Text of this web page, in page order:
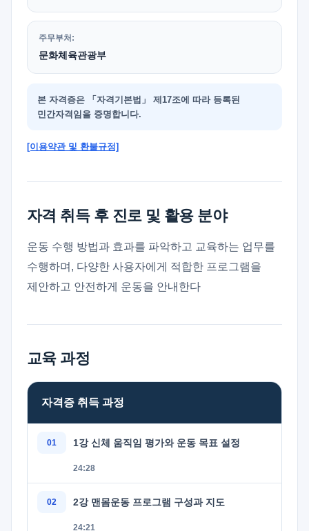
주무부처:
문화체육관광부
본 자격증은 「자격기본법」 제17조에 따라 등록된
민간자격임을 증명합니다.
[이용약관 및 환불규정]
자격 취득 후 진로 및 활용 분야
운동 수행 방법과 효과를 파악하고 교육하는 업무를
수행하며, 다양한 사용자에게 적합한 프로그램을
제안하고 안전하게 운동을 안내한다
교육 과정
자격증 취득 과정
1강 신체 움직임 평가와 운동 목표 설정
24:28
2강 맨몸운동 프로그램 구성과 지도
24:21